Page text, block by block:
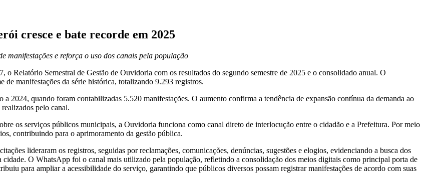
cresce e bate recorde em 2025
e reforça o uso dos canais pela população
Semestral de Gestão de Ouvidoria com os resultados do segundo semestre de 2025 e o consolidado anual. O
manifestações da série histórica, totalizando 9.293 registros.
2024, quando foram contabilizadas 5.520 manifestações. O aumento confirma a tendência de expansão contínua da demanda ao
pelo canal.
os serviços públicos municipais, a Ouvidoria funciona como canal direto de interlocução entre o cidadão e a Prefeitura. Por meio
contribuindo para o aprimoramento da gestão pública.
lideraram os registros, seguidas por reclamações, comunicações, denúncias, sugestões e elogios, evidenciando a busca dos
cidade. O WhatsApp foi o canal mais utilizado pela população, refletindo a consolidação dos meios digitais como principal porta de
para ampliar a acessibilidade do serviço, garantindo que públicos diversos possam registrar manifestações de acordo com suas